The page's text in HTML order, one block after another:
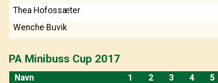
Thea Hofossæter
Wenche Buvik
PA Minibuss Cup 2017
Navn 1 2 3 4
5